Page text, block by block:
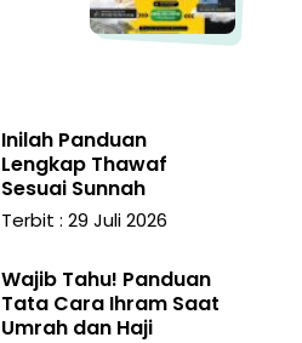
Inilah Panduan
Lengkap Thawaf
Sesuai Sunnah
Terbit : 29 Juli 2026
Wajib Tahu! Panduan
Tata Cara Ihram Saat
Umrah dan Haji